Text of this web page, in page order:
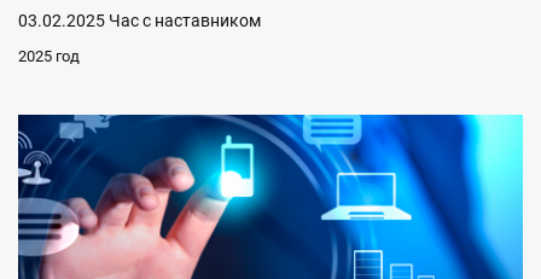
03.02.2025 Час с наставником
2025 год